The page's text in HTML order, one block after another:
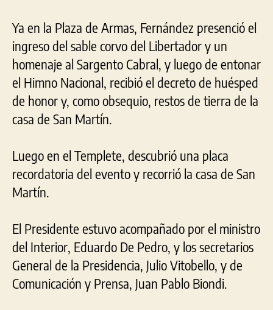
Ya en la Plaza de Armas, Fernández presenció el
ingreso del sable corvo del Libertador y un
homenaje al Sargento Cabral, y luego de entonar
el Himno Nacional, recibió el decreto de huésped
de honor y, como obsequio, restos de tierra de la
casa de San Martín.
Luego en el Templete, descubrió una placa
recordatoria del evento y recorrió la casa de San
Martín.
El Presidente estuvo acompañado por el ministro
del Interior, Eduardo De Pedro, y los secretarios
General de la Presidencia, Julio Vitobello, y de
Comunicación y Prensa, Juan Pablo Biondi.